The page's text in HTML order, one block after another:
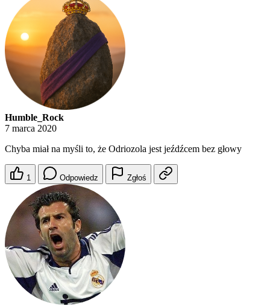
Humble_Rock
7 marca 2020
Chyba miał na myśli to, że Odriozola jest jeźdźcem bez głowy
1 Odpowiedz Zgłoś